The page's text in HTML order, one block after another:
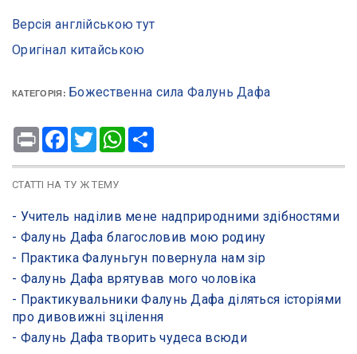
Версія англійською тут
Оригінал китайською
КАТЕГОРІЯ: Божественна сила Фалунь Дафа
Print Facebook
TwitterWhatsApp
СТАТТІ НА ТУ Ж ТЕМУ
- ​Учитель наділив мене надприродними здібностями
- ​Фалунь Дафа благословив мою родину
- ​Практика Фалуньгун повернула нам зір
- ​Фалунь Дафа врятував мого чоловіка
- ​Практикувальники Фалунь Дафа діляться історіями
про дивовижні зцілення
- Фалунь Дафа творить чудеса всюди